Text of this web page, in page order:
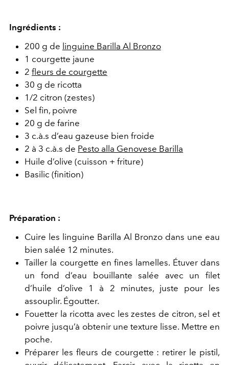
Ingrédients :
200 g de linguine Barilla Al Bronzo
1 courgette jaune
2 fleurs de courgette
30 g de ricotta
1/2 citron (zestes)
Sel fin, poivre
20 g de farine
3 c.à.s d’eau gazeuse bien froide
2 à 3 c.à.s de Pesto alla Genovese Barilla
Huile d’olive (cuisson + friture)
Basilic (finition)
Préparation :
Cuire les linguine Barilla Al Bronzo dans une eau
bien salée 12 minutes.
Tailler la courgette en fines lamelles. Étuver dans
un fond d’eau bouillante salée avec un filet
d’huile d’olive 1 à 2 minutes, juste pour les
assouplir. Égoutter.
Fouetter la ricotta avec les zestes de citron, sel et
poivre jusqu’à obtenir une texture lisse. Mettre en
poche.
Préparer les fleurs de courgette : retirer le pistil,